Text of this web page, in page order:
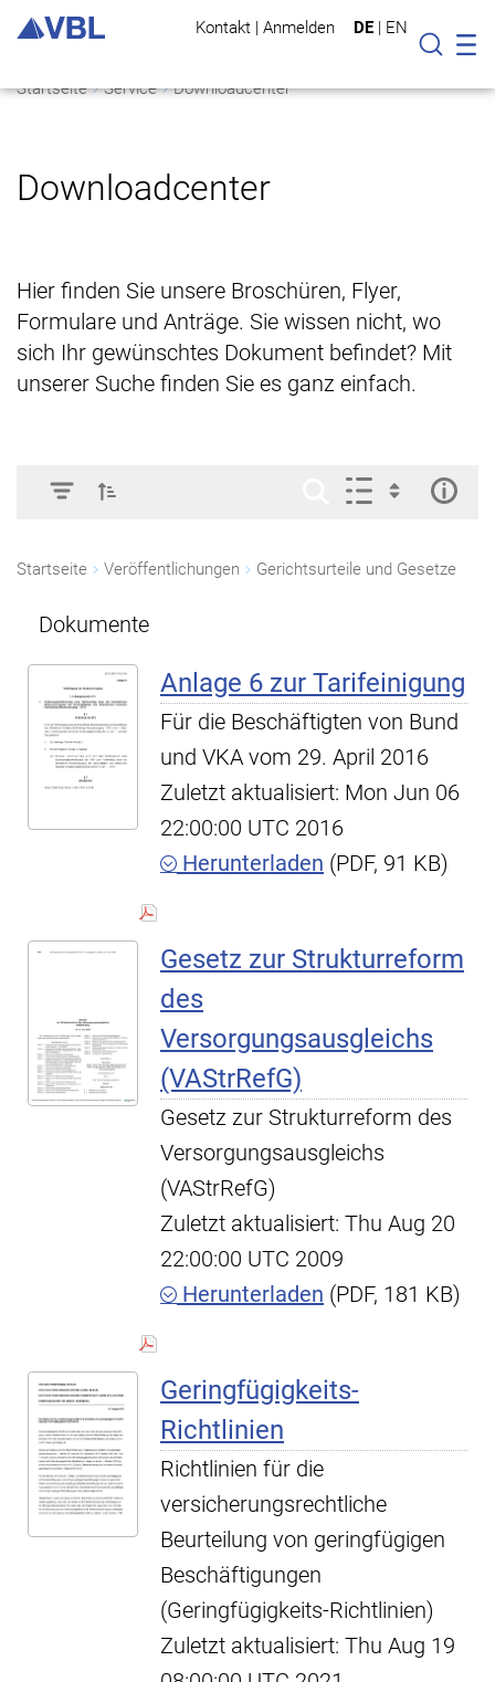
Kontakt | Anmelden DE | EN
Suche
Startseite Service Downloadcenter
Downloadcenter
Hier finden Sie unsere Broschüren, Flyer,
Formulare und Anträge. Sie wissen nicht, wo
sich Ihr gewünschtes Dokument befindet? Mit
unserer Suche finden Sie es ganz einfach.
Startseite Veröffentlichungen Gerichtsurteile und Gesetze
Dokumente
Anlage 6 zur Tarifeinigung
Für die Beschäftigten von Bund
und VKA vom 29. April 2016
Zuletzt aktualisiert: Mon Jun 06
22:00:00 UTC 2016
Herunterladen (PDF, 91 KB)
Gesetz zur Strukturreform
des
Versorgungsausgleichs
(VAStrRefG)
Gesetz zur Strukturreform des
Versorgungsausgleichs
(VAStrRefG)
Zuletzt aktualisiert: Thu Aug 20
22:00:00 UTC 2009
Herunterladen (PDF, 181 KB)
Geringfügigkeits-
Richtlinien
Richtlinien für die
versicherungsrechtliche
Beurteilung von geringfügigen
Beschäftigungen
(Geringfügigkeits-Richtlinien)
Zuletzt aktualisiert: Thu Aug 19